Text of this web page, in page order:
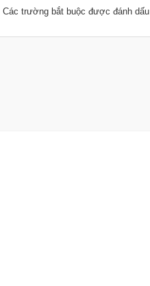
Các trường bắt buộc được đánh dấu